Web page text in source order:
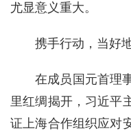
尤显意义重大。
携手行动，当好
在成员国元首理
里红绸揭开，习近平
证上海合作组织应对